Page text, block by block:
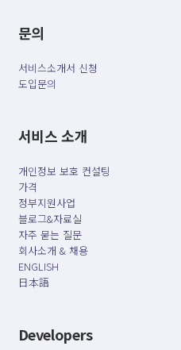
문의
서비스소개서 신청
도입문의
서비스 소개
개인정보 보호 컨설팅
가격
정부지원사업
블로그&자료실
자주 묻는 질문
회사소개 & 채용
ENGLISH
日本語
Developers